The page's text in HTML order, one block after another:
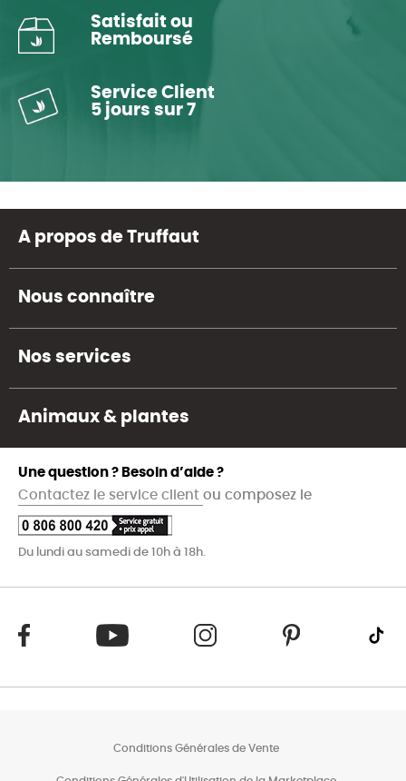
Satisfait ou
Remboursé
Service Client
5 jours sur 7
A propos de Truffaut
Nous connaître
Nos services
Animaux & plantes
Une question ? Besoin d’aide ?
Contactez le service client ou composez le
Du lundi au samedi de 10h à 18h.
Conditions Générales de Vente